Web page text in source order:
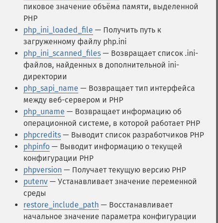
пиковое значение объёма памяти, выделенной
PHP
php_ini_loaded_file — Получить путь к
загруженному файлу php.ini
php_ini_scanned_files — Возвращает список .ini-
файлов, найденных в дополнительной ini-
директории
php_sapi_name — Возвращает тип интерфейса
между веб-сервером и PHP
php_uname — Возвращает информацию об
операционной системе, в которой работает PHP
phpcredits — Выводит список разработчиков PHP
phpinfo — Выводит информацию о текущей
конфигурации PHP
phpversion — Получает текущую версию PHP
putenv — Устанавливает значение переменной
среды
restore_include_path — Восстанавливает
начальное значение параметра конфигурации